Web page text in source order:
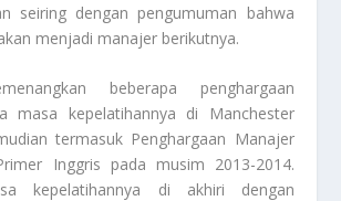
seiring dengan pengumuman bahwa
menjadi manajer berikutnya.
beberapa penghargaan
masa kepelatihannya di Manchester
termasuk Penghargaan Manajer
Inggris pada musim 2013-2014.
kepelatihannya di akhiri dengan